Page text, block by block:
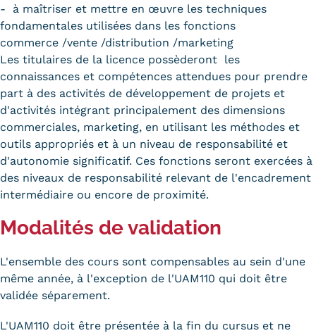
Validation des études
supérieures (VES)
Validation des acquis
professionnels et personnels
(VAPP)
Infos pratiques
Discrimination/égalité/mixité
Handi'Cnam
Statistiques
- à maîtriser et mettre en œuvre les techniques
fondamentales utilisées dans les fonctions
commerce /vente /distribution /marketing
Les titulaires de la licence possèderont les
connaissances et compétences attendues pour prendre
part à des activités de développement de projets et
d'activités intégrant principalement des dimensions
commerciales, marketing, en utilisant les méthodes et
outils appropriés et à un niveau de responsabilité et
d'autonomie significatif. Ces fonctions seront exercées à
des niveaux de responsabilité relevant de l'encadrement
intermédiaire ou encore de proximité.
Modalités de validation
L'ensemble des cours sont compensables au sein d'une
même année, à l'exception de l'UAM110 qui doit être
validée séparement.
L'UAM110 doit être présentée à la fin du cursus et ne